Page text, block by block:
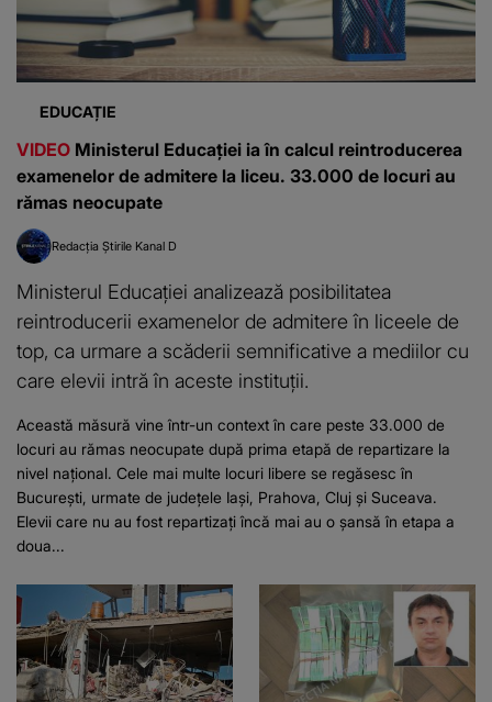
EDUCAȚIE
VIDEO Ministerul Educației ia în calcul reintroducerea
examenelor de admitere la liceu. 33.000 de locuri au
rămas neocupate
Redacția Știrile Kanal D
Ministerul Educației analizează posibilitatea
reintroducerii examenelor de admitere în liceele de
top, ca urmare a scăderii semnificative a mediilor cu
care elevii intră în aceste instituții.
Această măsură vine într-un context în care peste 33.000 de
locuri au rămas neocupate după prima etapă de repartizare la
nivel național. Cele mai multe locuri libere se regăsesc în
București, urmate de județele Iași, Prahova, Cluj și Suceava.
Elevii care nu au fost repartizați încă mai au o șansă în etapa a
doua...